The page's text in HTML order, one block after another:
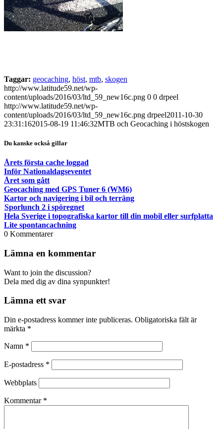
Taggar: geocaching, höst, mtb, skogen
http://www.latitude59.net/wp-
content/uploads/2016/03/ltd_59_new16c.png 0 0 drpeel
http://www.latitude59.net/wp-
content/uploads/2016/03/ltd_59_new16c.png drpeel2011-10-30
23:31:162015-08-19 11:46:32MTB och Geocaching i höstskogen
Du kanske också gillar
Årets första cache loggad
Inför Nationaldagseventet
Året som gått
Geocaching med GPS Tuner 6 (WM6)
Kartor och navigering i bil och terräng
Sporlunch 2 i spöregnet
Hela Sverige i topografiska kartor till din mobil eller surfplatta
Lite spontancachning
0 Kommentarer
Lämna en kommentar
Want to join the discussion?
Dela med dig av dina synpunkter!
Lämna ett svar
Din e-postadress kommer inte publiceras. Obligatoriska fält är
märkta *
Namn *
E-postadress *
Webbplats
Kommentar *